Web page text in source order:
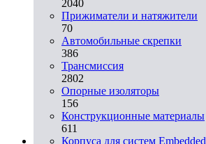
2040
Прижиматели и натяжители
70
Автомобильные скрепки
386
Трансмиссия
2802
Опорные изоляторы
156
Конструкционные материалы
611
Корпуса для систем Embedded